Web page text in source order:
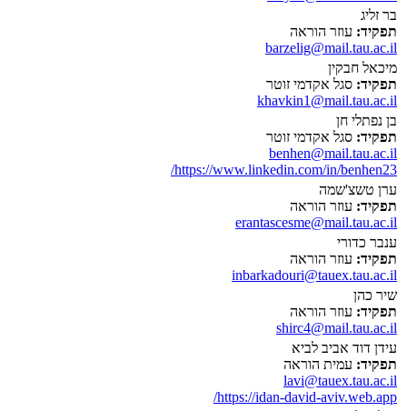
בר זליג
תפקיד: עוזר הוראה
barzelig@mail.tau.ac.il
מיכאל חבקין
תפקיד: סגל אקדמי זוטר
khavkin1@mail.tau.ac.il
בן נפתלי חן
תפקיד: סגל אקדמי זוטר
benhen@mail.tau.ac.il
https://www.linkedin.com/in/benhen23/
ערן טשצ'שמה
תפקיד: עוזר הוראה
erantascesme@mail.tau.ac.il
ענבר כדורי
תפקיד: עוזר הוראה
inbarkadouri@tauex.tau.ac.il
שיר כהן
תפקיד: עוזר הוראה
shirc4@mail.tau.ac.il
עידן דוד אביב לביא
תפקיד: עמית הוראה
lavi@tauex.tau.ac.il
https://idan-david-aviv.web.app/